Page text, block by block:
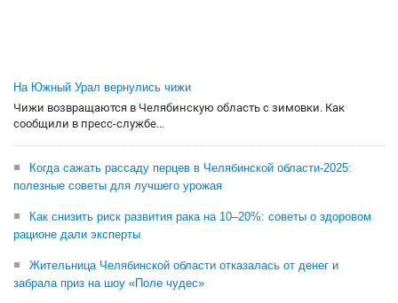
На Южный Урал вернулись чижи
Чижи возвращаются в Челябинскую область с зимовки. Как
сообщили в пресс-службе...
Когда сажать рассаду перцев в Челябинской области-2025:
полезные советы для лучшего урожая
Как снизить риск развития рака на 10–20%: советы о здоровом
рационе дали эксперты
Жительница Челябинской области отказалась от денег и
забрала приз на шоу «Поле чудес»